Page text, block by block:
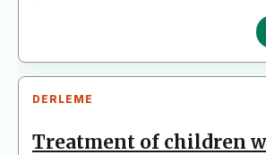
DERLEME
Treatment of children